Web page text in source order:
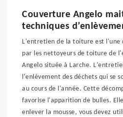
Couverture Angelo
techniques
L'entretien de la toiture est l'une
par les nettoyeurs de toiture de
Angelo située à Larche.
l'enlèvement des déchets qui se
au cours de l'année. Cette
favorise l'apparition de bulles.
enlever la mousse, vous devez